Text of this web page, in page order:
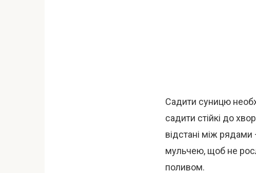
Садити суницю
садити стійкі до
відстані між
мульчею, щоб не
поливом.